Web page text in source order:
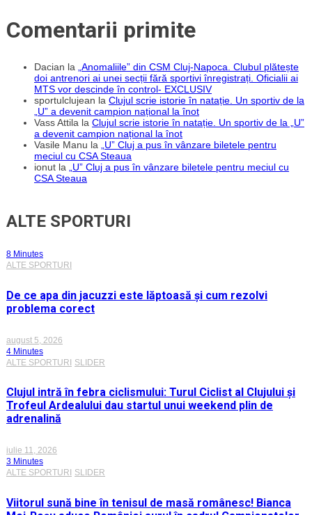
Comentarii primite
Dacian la „Anomaliile” din CSM Cluj-Napoca. Clubul plătește
doi antrenori ai unei secții fără sportivi înregistrați. Oficialii ai
MTS vor descinde în control- EXCLUSIV
sportulclujean la Clujul scrie istorie în natație. Un sportiv de la
„U” a devenit campion național la înot
Vass Attila la Clujul scrie istorie în natație. Un sportiv de la „U”
a devenit campion național la înot
Vasile Manu la „U” Cluj a pus în vânzare biletele pentru
meciul cu CSA Steaua
ionut la „U” Cluj a pus în vânzare biletele pentru meciul cu
CSA Steaua
ALTE SPORTURI
8 Minutes
ALTE SPORTURI
De ce apa din jacuzzi este lăptoasă și cum rezolvi
problema corect
august 5, 2026
4 Minutes
ALTE SPORTURI SLIDER
Clujul intră în febra ciclismului: Turul Ciclist al Clujului și
Trofeul Ardealului dau startul unui weekend plin de
adrenalină
iulie 11, 2026
3 Minutes
ALTE SPORTURI
SLIDER
Viitorul sună bine în tenisul de masă românesc! Bianca